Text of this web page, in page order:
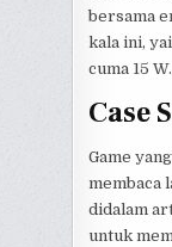
bersama
kala ini,
cuma 15 W.
Case
Game
membaca
didalam
untuk